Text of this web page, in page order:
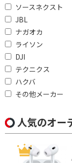
ソースネクスト
JBL
ナガオカ
ライソン
DJI
テクニクス
ハクバ
その他メーカー
ノイズキャン
骨伝導
人気のオー